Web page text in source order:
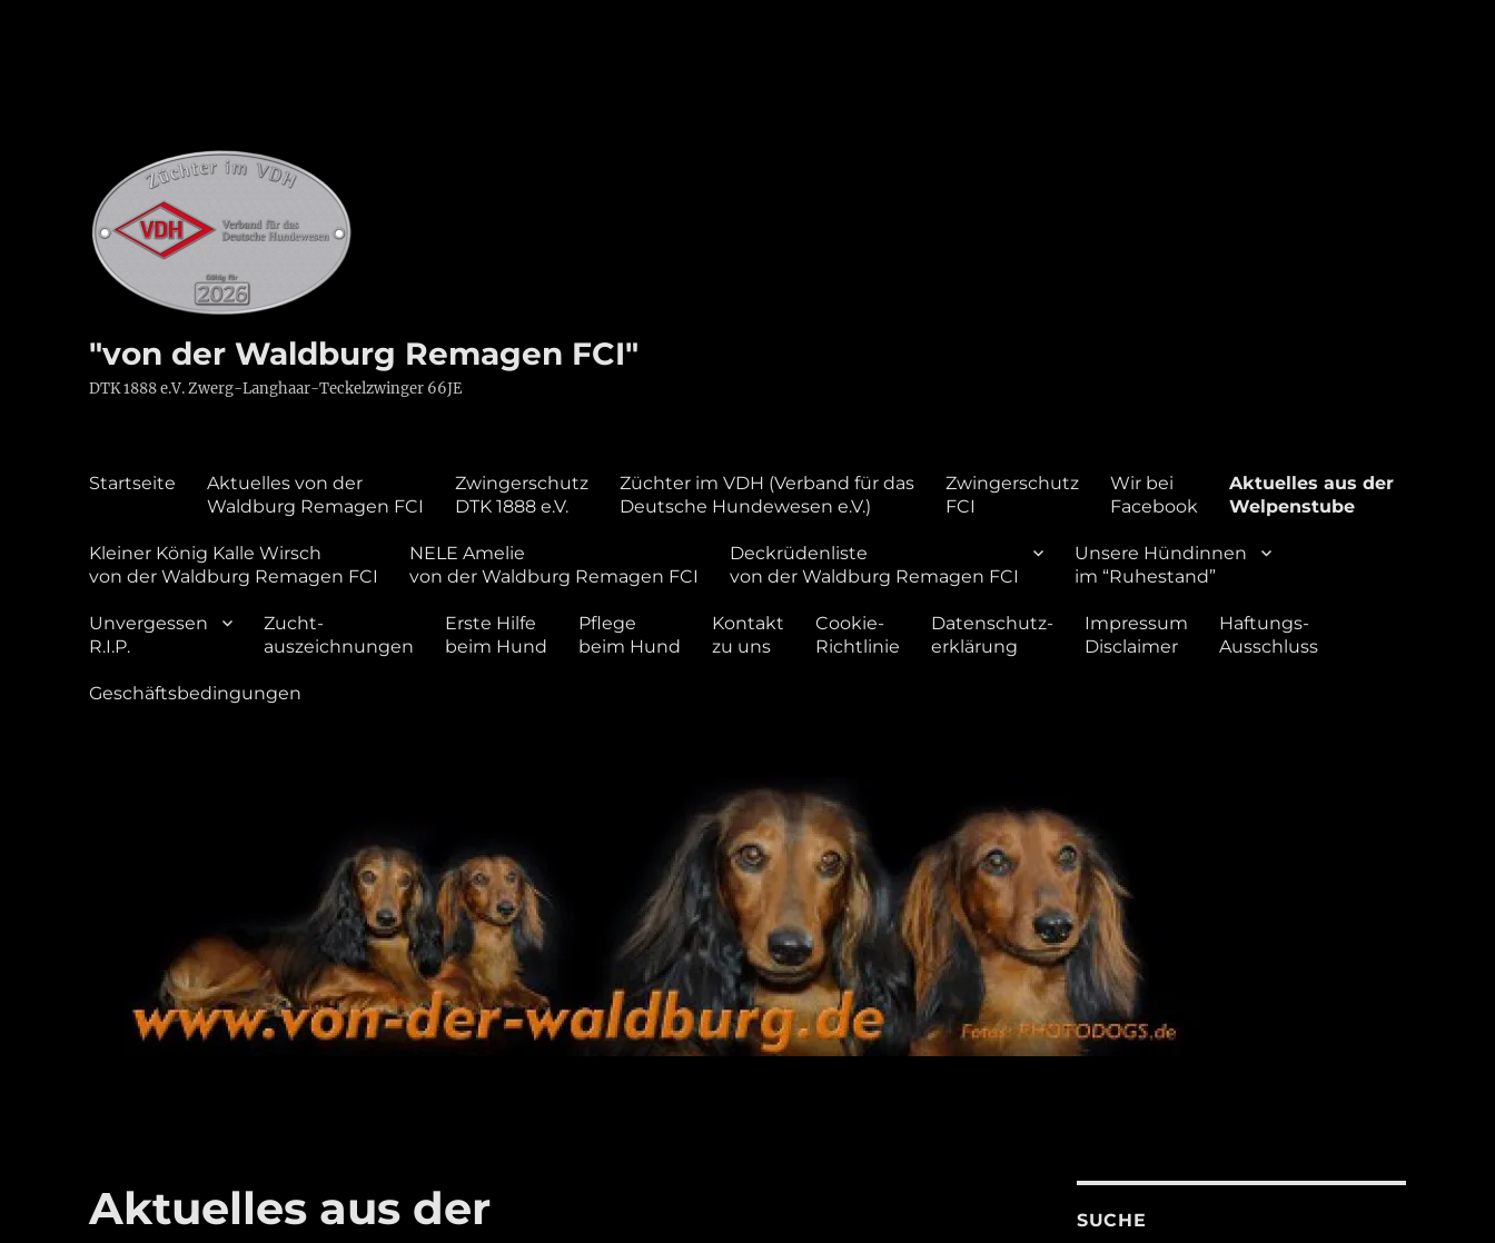
"von der Waldburg Remagen FCI"
DTK 1888 e.V. Zwerg-Langhaar-Teckelzwinger 66JE
Startseite
Aktuelles von der
Waldburg Remagen FCI
Zwingerschutz
DTK 1888 e.V.
Züchter im VDH (Verband für das
Deutsche Hundewesen e.V.)
Zwingerschutz
FCI
Wir bei
Facebook
Aktuelles aus der
Welpenstube
Kleiner König Kalle Wirsch
von der Waldburg Remagen FCI
NELE Amelie
von der Waldburg Remagen FCI
Deckrüdenliste
von der Waldburg Remagen FCI
Unsere Hündinnen
im “Ruhestand”
Unvergessen
R.I.P.
Zucht-
auszeichnungen
Erste Hilfe
beim Hund
Pflege
beim Hund
Kontakt
zu uns
Cookie-
Richtlinie
Datenschutz-
erklärung
Impressum
Disclaimer
Haftungs-
Ausschluss
Geschäftsbedingungen
Aktuelles aus der
SUCHE